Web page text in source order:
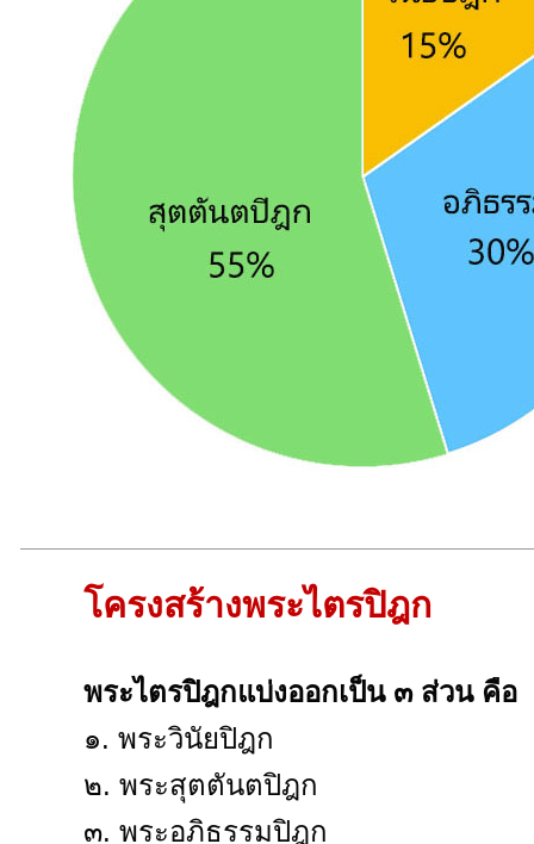
โครงสร้างพระไตรปิฎก
พระไตรปิฎกแบ่งออกเป็น ๓ ส่วน คือ
๑. พระวินัยปิฎก
๒. พระสุตตันตปิฎก
๓. พระอภิธรรมปิฎก